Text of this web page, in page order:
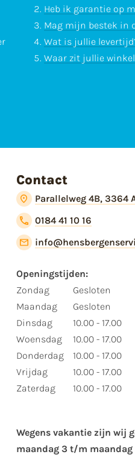
Heb ik garantie op
Mag mijn bestek in
Wat is jullie
Waar zit jullie
Contact
Parallelweg 4B, 3364
0184 41 10 16
Openingstijden:
Zondag
Maandag
Dinsdag
Woensdag
Donderdag
Vrijdag
Zaterdag
Gesloten
Gesloten
10.00 - 17.00
10.00 - 17.00
10.00 - 17.00
10.00 - 17.00
10.00 - 17.00
Wegens vakantie zijn wij
maandag 3 t/m